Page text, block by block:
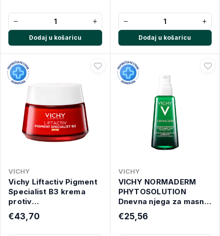
− +
Dodaj u košaricu
− +
Dodaj u košaricu
VICHY
Vichy Liftactiv Pigment
Specialist B3 krema
protiv
hiperpigmentacijskih
mrlja i bora SPF50 50
€43,70
VICHY
VICHY NORMADERM
PHYTOSOLUTION
Dnevna njega za masnu
kožu sklonu aknama i
nepravilnostima, 50 ml
€25,56